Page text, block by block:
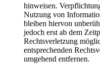
hinweisen.
Nutzung von
bleiben hiervon
jedoch erst ab dem
Rechtsverletzung
entsprechenden
umgehend entfernen.